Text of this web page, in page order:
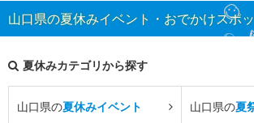
山口県の夏休みイベント・おでかけスポ
夏休みカテゴリから探す
山口県の夏休みイベント 山口県の夏